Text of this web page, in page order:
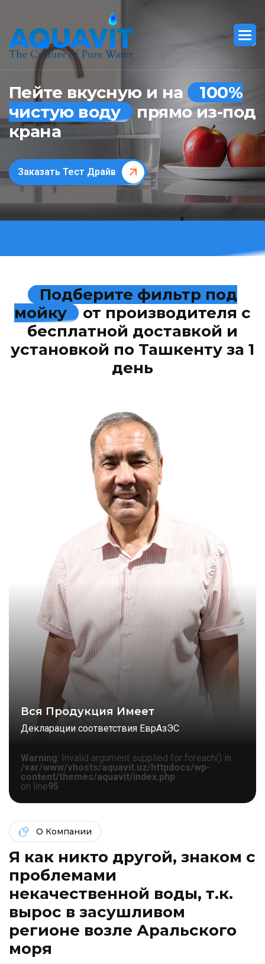
Пейте вкусную и на
100%
чистую воду прямо из-под
крана
Заказать Тест Драйв
Подберите фильтр под
мойку
от производителя с
бесплатной доставкой и
установкой по Ташкенту за 1
день
Вся Продукция Имеет
Декларации соответствия ЕврАзЭС
Warning: Invalid argument supplied for foreach() in
/var/www/vhosts/aquavit.uz/httpdocs/wp-
content/themes/aquavit/index.php
on line95
О Компании
Я как никто другой, знаком c
проблемами
некачественной воды, т.к.
вырос в засушливом
регионе возле Аральского
моря